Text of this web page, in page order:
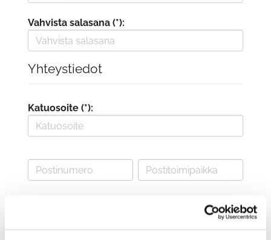
Vahvista salasana (*):
Yhteystiedot
Katuosoite (*):